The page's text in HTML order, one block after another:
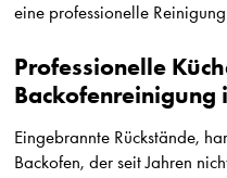
eine professionelle
Professionelle
Backofenreinigung
Eingebrannte Rückstände,
Backofen, der seit Jahren